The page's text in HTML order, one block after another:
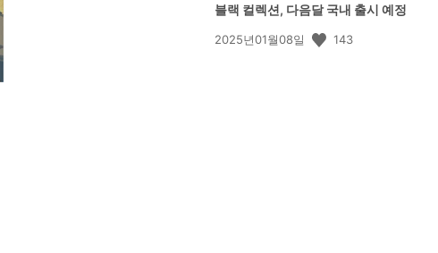
블랙 컬렉션, 다음달 국내 출시 예정
공
2025년01월08일 143